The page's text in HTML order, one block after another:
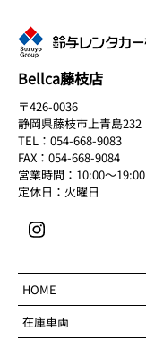
Bellca藤枝店
〒426-0036
静岡県藤枝市上青島232
TEL：054-668-9083
FAX：054-668-9084
営業時間：10:00～19:00
定休日：火曜日
HOME
在庫車両